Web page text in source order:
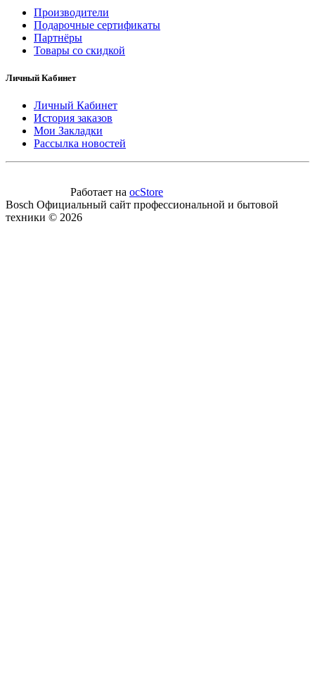
Производители
Подарочные сертификаты
Партнёры
Товары со скидкой
Личный Кабинет
Личный Кабинет
История заказов
Мои Закладки
Рассылка новостей
Работает на ocStore
Bosch Официальный сайт профессиональной и бытовой
техники © 2026